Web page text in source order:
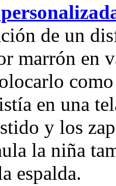
de un
marrón en
en una
y los
la niña
espalda.